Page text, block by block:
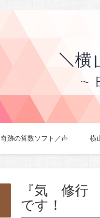
奇跡の算数ソフト／声 横
『気 修行
です！